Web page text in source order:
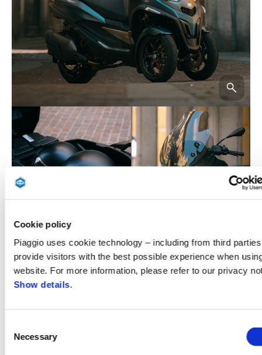
Cookie policy
Piaggio uses cookie technology – including from third
provide visitors with the best possible experience when
website. For more information, please refer to our privacy
Show details.
Selection
Necessary
Descoperă ce îl face special
Mai